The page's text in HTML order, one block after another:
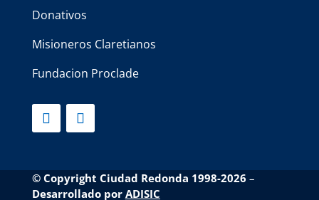
Donativos
Misioneros Claretianos
Fundacion Proclade
© Copyright Ciudad Redonda 1998-2026 –
Desarrollado por ADISIC